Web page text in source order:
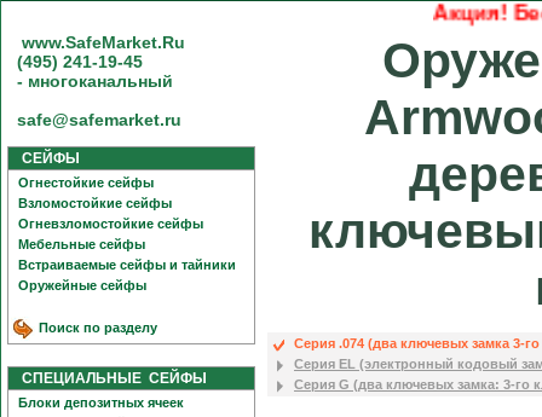
Акция!
www.SafeMarket.Ru
(495) 241-19-45
- многоканальный
safe@safemarket.ru
СЕЙФЫ
Огнестойкие сейфы
Взломостойкие сейфы
Огневзломостойкие сейфы
Мебельные сейфы
Встраиваемые сейфы и тайники
Оружейные сейфы
Поиск по разделу
СПЕЦИАЛЬНЫЕ СЕЙФЫ
Блоки депозитных ячеек
Серия .074 (два ключевых замка 3-го
Серия EL (электронный кодовый
Серия G (два ключевых замка: 3-го